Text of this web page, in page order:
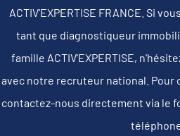
ACTIV'EXPERTISE FRANCE. Si
tant que diagnostiqueur
famille ACTIV'EXPERTISE,
avec notre recruteur national. Pour
contactez-nous directement via le